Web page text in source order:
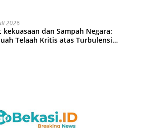
2026
kekuasaan dan Sampah Negara:
Telaah Kritis atas Turbulensi